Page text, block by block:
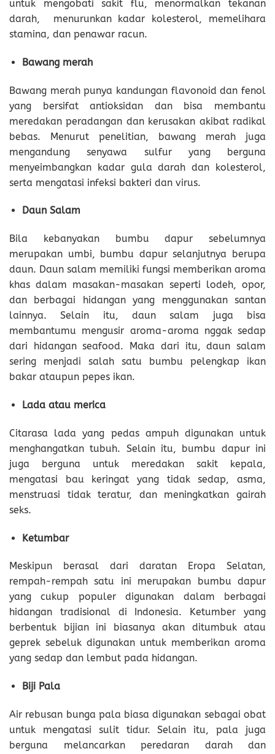
untuk mengobati sakit flu, menormalkan tekanan
darah, menurunkan kadar kolesterol, memelihara
stamina, dan penawar racun.
Bawang merah
Bawang merah punya kandungan flavonoid dan fenol
yang bersifat antioksidan dan bisa membantu
meredakan peradangan dan kerusakan akibat radikal
bebas. Menurut penelitian, bawang merah juga
mengandung senyawa sulfur yang berguna
menyeimbangkan kadar gula darah dan kolesterol,
serta mengatasi infeksi bakteri dan virus.
Daun Salam
Bila kebanyakan bumbu dapur sebelumnya
merupakan umbi, bumbu dapur selanjutnya berupa
daun. Daun salam memiliki fungsi memberikan aroma
khas dalam masakan-masakan seperti lodeh, opor,
dan berbagai hidangan yang menggunakan santan
lainnya. Selain itu, daun salam juga bisa
membantumu mengusir aroma-aroma nggak sedap
dari hidangan seafood. Maka dari itu, daun salam
sering menjadi salah satu bumbu pelengkap ikan
bakar ataupun pepes ikan.
Lada atau merica
Citarasa lada yang pedas ampuh digunakan untuk
menghangatkan tubuh. Selain itu, bumbu dapur ini
juga berguna untuk meredakan sakit kepala,
mengatasi bau keringat yang tidak sedap, asma,
menstruasi tidak teratur, dan meningkatkan gairah
seks.
Ketumbar
Meskipun berasal dari daratan Eropa Selatan,
rempah-rempah satu ini merupakan bumbu dapur
yang cukup populer digunakan dalam berbagai
hidangan tradisional di Indonesia. Ketumber yang
berbentuk bijian ini biasanya akan ditumbuk atau
geprek sebeluk digunakan untuk memberikan aroma
yang sedap dan lembut pada hidangan.
Biji Pala
Air rebusan bunga pala biasa digunakan sebagai obat
untuk mengatasi sulit tidur. Selain itu, pala juga
berguna melancarkan peredaran darah dan